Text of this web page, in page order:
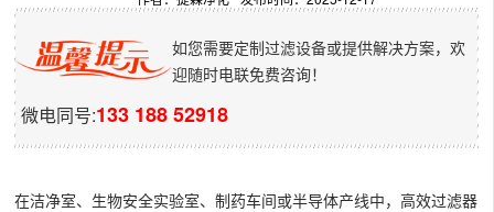
如您需要定制过滤设备或提供解决方案，欢
迎随时电联免费咨询！
微电同号:133 188 52918
在洁净室、生物安全实验室、制药车间或半导体产线中，高效过滤器